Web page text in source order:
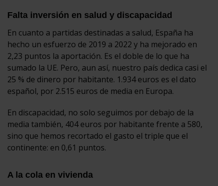
Falta inversión en salud y discapacidad
En cuanto a partidas destinadas a salud, España ha
hecho un esfuerzo de 2019 a 2022 y ha mejorado en
2,23 puntos la aportación. Es el doble de lo que ha
sumado la UE. Pero, aun así, nuestro país dedica casi el
25 % de dinero por habitante. 1.934 euros es el dato
español, por 2.515 euros de media en Europa.
En discapacidad, no solo seguimos por debajo de la
media también, 404 euros por habitante frente a 580,
sino que hemos recortado el gasto el triple que el
continente: en 0,61 puntos.
A la cola en vivienda